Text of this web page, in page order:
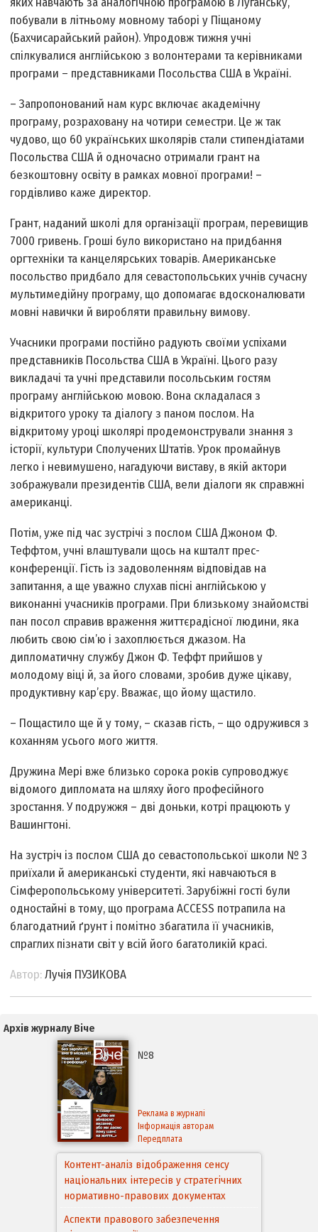
побували в літньому мовному таборі у Піщаному
(Бахчисарайський район). Упродовж тижня учні
спілкувалися англійською з волонтерами та керівниками
програми – представниками Посольства США в Україні.
– Запропонований нам курс включає академічну
програму, розраховану на чотири семестри. Це ж так
чудово, що 60 українських школярів стали стипендіатами
Посольства США й одночасно отримали грант на
безкоштовну освіту в рамках мовної програми! –
гордівливо каже директор.
Грант, наданий школі для організації програм, перевищив
7000 гривень. Гроші було використано на придбання
оргтехніки та канцелярських товарів. Американське
посольство придбало для севастопольських учнів сучасну
мультимедійну програму, що допомагає вдосконалювати
мовні навички й виробляти правильну вимову.
Учасники програми постійно радують своїми успіхами
представників Посольства США в Україні. Цього разу
викладачі та учні представили посольським гостям
програму англійською мовою. Вона складалася з
відкритого уроку та діалогу з паном послом. На
відкритому уроці школярі продемонстрували знання з
історії, культури Сполучених Штатів. Урок промайнув
легко і невимушено, нагадуючи виставу, в якій актори
зображували президентів США, вели діалоги як справжні
американці.
Потім, уже під час зустрічі з послом США Джоном Ф.
Теффтом, учні влаштували щось на кшталт прес-
конференції. Гість із задоволенням відповідав на
запитання, а ще уважно слухав пісні англійською у
виконанні учасників програми. При близькому знайомстві
пан посол справив враження життєрадісної людини, яка
любить свою сім’ю і захоплюється джазом. На
дипломатичну службу Джон Ф. Теффт прийшов у
молодому віці й, за його словами, зробив дуже цікаву,
продуктивну кар’єру. Вважає, що йому щастило.
– Пощастило ще й у тому, – сказав гість, – що одружився з
коханням усього мого життя.
Дружина Мері вже близько сорока років супроводжує
відомого дипломата на шляху його професійного
зростання. У подружжя – дві доньки, котрі працюють у
Вашингтоні.
На зустріч із послом США до севастопольської школи № 3
приїхали й американські студенти, які навчаються в
Сімферопольському університеті. Зарубіжні гості були
одностайні в тому, що програма ACCESS потрапила на
благодатний ґрунт і помітно збагатила її учасників,
спраглих пізнати світ у всій його багатоликій красі.
Автор:Лучія ПУЗИКОВА
Архів журналу Віче
№8
Реклама в журналі
Інформація авторам
Передплата
Контент-аналіз відображення сенсу
національних інтересів у стратегічних
нормативно-правових документах
Аспекти правового забезпечення